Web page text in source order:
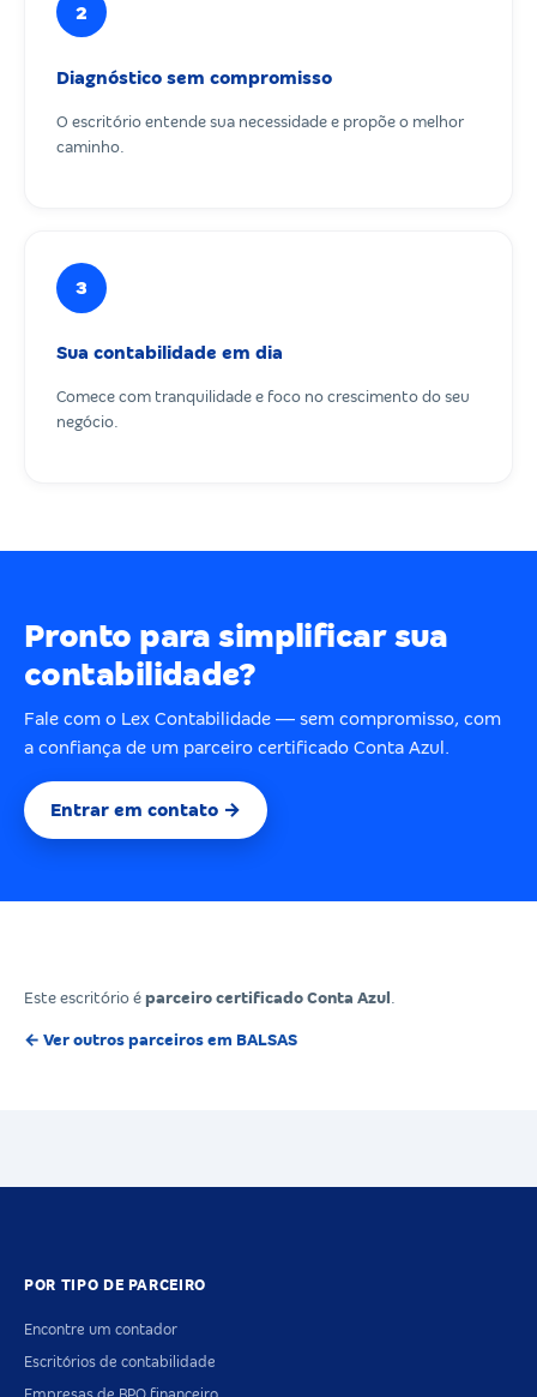
2
Diagnóstico sem compromisso
O escritório entende sua necessidade e propõe o melhor
caminho.
3
Sua contabilidade em dia
Comece com tranquilidade e foco no crescimento do seu
negócio.
Pronto para simplificar sua
contabilidade?
Fale com o Lex Contabilidade — sem compromisso, com
a confiança de um parceiro certificado Conta Azul.
Entrar em contato →
Este escritório é parceiro certificado Conta Azul
← Ver outros parceiros em BALSAS
POR TIPO DE PARCEIRO
Encontre um contador
Escritórios de contabilidade